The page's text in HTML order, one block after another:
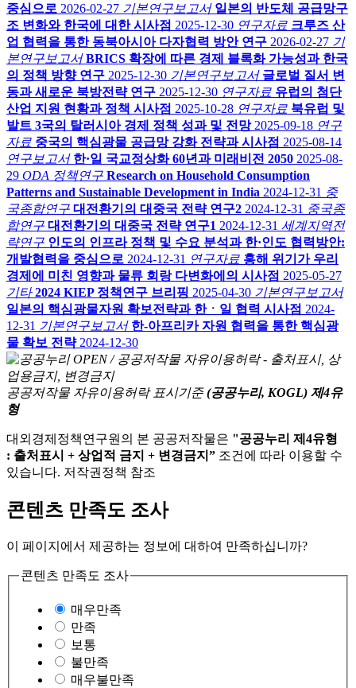
중심으로 2026-02-27 기본연구보고서 일본의 반도체 공급망구
조 변화와 한국에 대한 시사점 2025-12-30 연구자료 크루즈 산
업 협력을 통한 동북아시아 다자협력 방안 연구 2026-02-27 기
본연구보고서 BRICS 확장에 따른 경제 블록화 가능성과 한국
의 정책 방향 연구 2025-12-30 기본연구보고서 글로벌 질서 변
동과 새로운 북방전략 연구 2025-12-30 연구자료 유럽의 첨단
산업 지원 현황과 정책 시사점 2025-10-28 연구자료 북유럽 및
발트 3국의 탈러시아 경제 정책 성과 및 전망 2025-09-18 연구
자료 중국의 핵심광물 공급망 강화 전략과 시사점 2025-08-14
연구보고서 한·일 국교정상화 60년과 미래비전 2050 2025-08-
29 ODA 정책연구 Research on Household Consumption
Patterns and Sustainable Development in India 2024-12-31 중
국종합연구 대전환기의 대중국 전략 연구2 2024-12-31 중국종
합연구 대전환기의 대중국 전략 연구1 2024-12-31 세계지역전
략연구 인도의 인프라 정책 및 수요 분석과 한·인도 협력방안:
개발협력을 중심으로 2024-12-31 연구자료 홍해 위기가 우리
경제에 미친 영향과 물류 회랑 다변화에의 시사점 2025-05-27
기타 2024 KIEP 정책연구 브리핑 2025-04-30 기본연구보고서
일본의 핵심광물자원 확보전략과 한ㆍ일 협력 시사점 2024-
12-31 기본연구보고서 한-아프리카 자원 협력을 통한 핵심광
물 확보 전략 2024-12-30
공공저작물 자유이용허락 표시기준 (공공누리, KOGL) 제4유
형
대외경제정책연구원의 본 공공저작물은 "공공누리 제4유형
: 출처표시 + 상업적 금지 + 변경금지” 조건에 따라 이용할 수
있습니다. 저작권정책 참조
콘텐츠 만족도 조사
이 페이지에서 제공하는 정보에 대하여 만족하십니까?
콘텐츠 만족도 조사
매우만족
만족
보통
불만족
매우불만족